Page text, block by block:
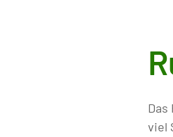
viel